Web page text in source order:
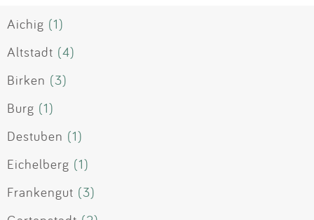
Aichig (1)
Altstadt (4)
Birken (3)
Burg (1)
Destuben (1)
Eichelberg (1)
Frankengut (3)